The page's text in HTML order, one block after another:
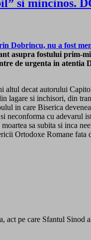
si mincinos.
Dobrincu, nu a fost
asupra fostului prim-
de urgenta in atentia
decat autorului
si inchisori, din
in care Biserica
cu adevarul
sa subita si inca
Ortodoxe Romane
act pe care Sfantul